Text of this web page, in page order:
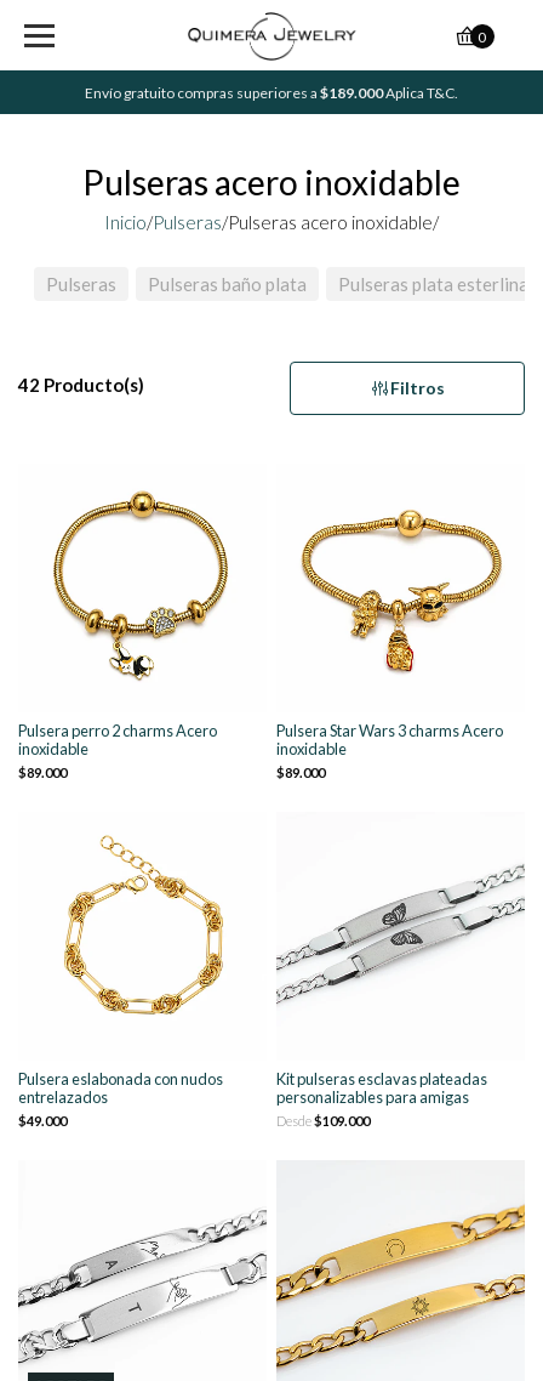
Envío gratuito compras superiores a $189.000Aplica T&C.
0
Pulseras acero inoxidable
Inicio/Pulseras/Pulseras acero inoxidable/
Pulseras Pulseras baño plata Pulseras plata esterlina
42 Producto(s) Filtros
Pulsera perro 2 charms Acero
inoxidable
$89.000
Pulsera Star Wars 3 charms Acero
inoxidable
$89.000
Pulsera eslabonada con nudos
entrelazados
$49.000
Kit pulseras esclavas plateadas
personalizables para amigas
Desde$109.000